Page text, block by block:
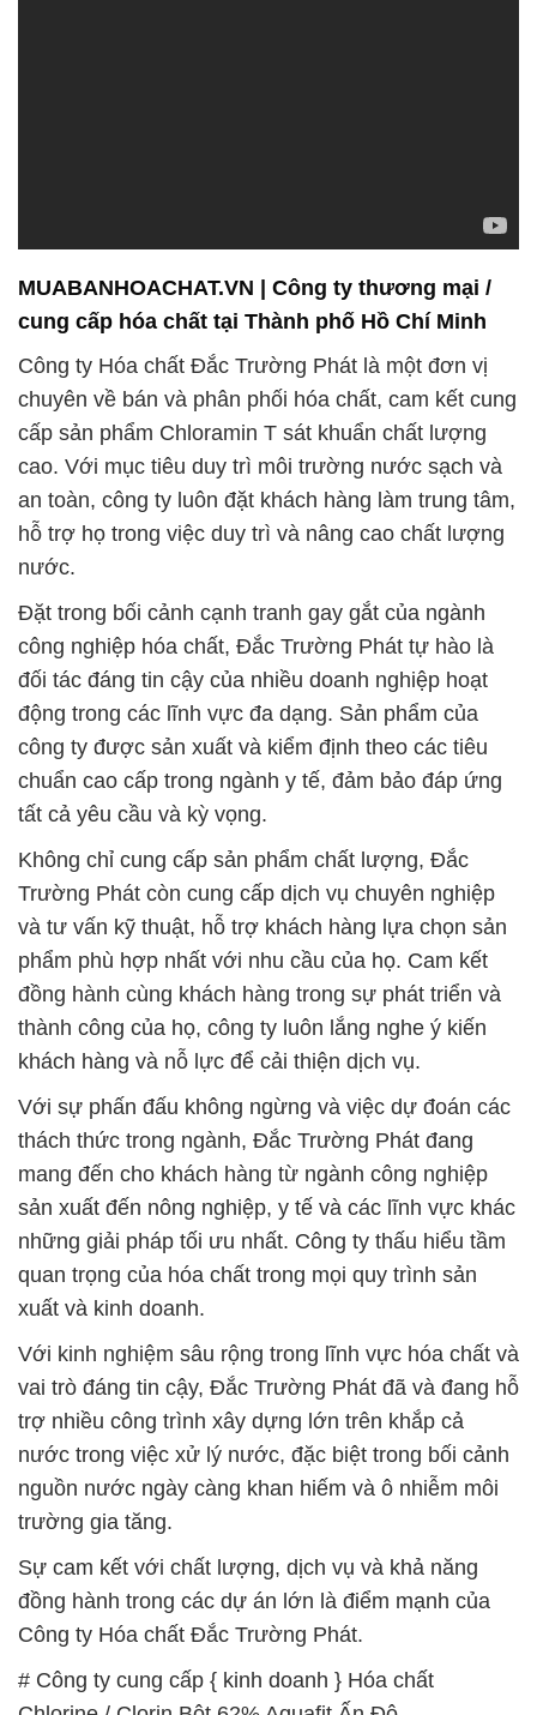
MUABANHOACHAT.VN | Công ty thương mại /
cung cấp hóa chất tại Thành phố Hồ Chí Minh
Công ty Hóa chất Đắc Trường Phát là một đơn vị
chuyên về bán và phân phối hóa chất, cam kết cung
cấp sản phẩm Chloramin T sát khuẩn chất lượng
cao. Với mục tiêu duy trì môi trường nước sạch và
an toàn, công ty luôn đặt khách hàng làm trung tâm,
hỗ trợ họ trong việc duy trì và nâng cao chất lượng
nước.
Đặt trong bối cảnh cạnh tranh gay gắt của ngành
công nghiệp hóa chất, Đắc Trường Phát tự hào là
đối tác đáng tin cậy của nhiều doanh nghiệp hoạt
động trong các lĩnh vực đa dạng. Sản phẩm của
công ty được sản xuất và kiểm định theo các tiêu
chuẩn cao cấp trong ngành y tế, đảm bảo đáp ứng
tất cả yêu cầu và kỳ vọng.
Không chỉ cung cấp sản phẩm chất lượng, Đắc
Trường Phát còn cung cấp dịch vụ chuyên nghiệp
và tư vấn kỹ thuật, hỗ trợ khách hàng lựa chọn sản
phẩm phù hợp nhất với nhu cầu của họ. Cam kết
đồng hành cùng khách hàng trong sự phát triển và
thành công của họ, công ty luôn lắng nghe ý kiến
khách hàng và nỗ lực để cải thiện dịch vụ.
Với sự phấn đấu không ngừng và việc dự đoán các
thách thức trong ngành, Đắc Trường Phát đang
mang đến cho khách hàng từ ngành công nghiệp
sản xuất đến nông nghiệp, y tế và các lĩnh vực khác
những giải pháp tối ưu nhất. Công ty thấu hiểu tầm
quan trọng của hóa chất trong mọi quy trình sản
xuất và kinh doanh.
Với kinh nghiệm sâu rộng trong lĩnh vực hóa chất và
vai trò đáng tin cậy, Đắc Trường Phát đã và đang hỗ
trợ nhiều công trình xây dựng lớn trên khắp cả
nước trong việc xử lý nước, đặc biệt trong bối cảnh
nguồn nước ngày càng khan hiếm và ô nhiễm môi
trường gia tăng.
Sự cam kết với chất lượng, dịch vụ và khả năng
đồng hành trong các dự án lớn là điểm mạnh của
Công ty Hóa chất Đắc Trường Phát.
# Công ty cung cấp { kinh doanh } Hóa chất